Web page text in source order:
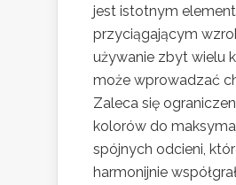
jest istotnym
przyciągającym
używanie zbyt wielu
może wprowadzać
Zaleca się
kolorów do
spójnych odcieni,
harmonijnie